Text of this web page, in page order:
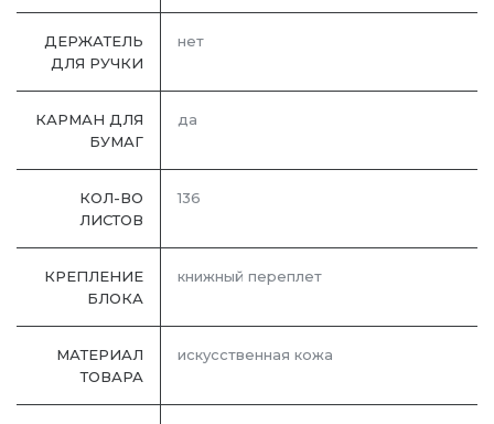
ДЕРЖАТЕЛЬ
ДЛЯ РУЧКИ
нет
КАРМАН ДЛЯ
БУМАГ
да
КОЛ-ВО
ЛИСТОВ
136
КРЕПЛЕНИЕ
БЛОКА
книжный переплет
МАТЕРИАЛ
ТОВАРА
искусственная кожа